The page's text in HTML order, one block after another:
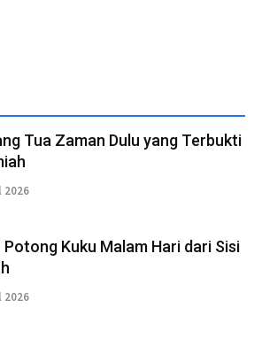
Tua Zaman Dulu yang Terbukti
2026
Kuku Malam Hari dari Sisi
2026